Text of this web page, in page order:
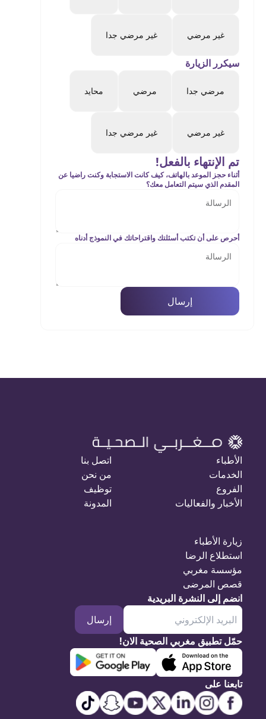
غير مرضي غير مرضي جدا
سيكرر الزيارة
مرضي جدا مرضي محايد
غير مرضي غير مرضي جدا
تم الإنتهاء بالفعل!
أثناء حجز الموعد بالهاتف، كيف كانت الاستجابة وكنت راضيا عن
المقدم الذي سيتم التعامل معك؟
أحرص على أن تكتب أسئلتك واقتراحاتك في النموذج أدناه
إرسال
الأطباء
الخدمات
الفروع
الأخبار والفعاليات
اتصل بنا
من نحن
توظيف
المدونة
زيارة الأطباء
استطلاع الرضا
مؤسسة مغربي
قصص المرضى
انضم إلى النشرة البريدية
إرسال
حمّل تطبيق مغربي الصحية الان!
تابعنا على